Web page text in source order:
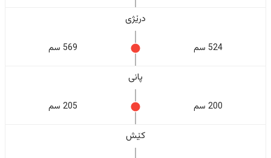
درێژی
524 سم 569 سم
پانی
200 سم 205 سم
کێش